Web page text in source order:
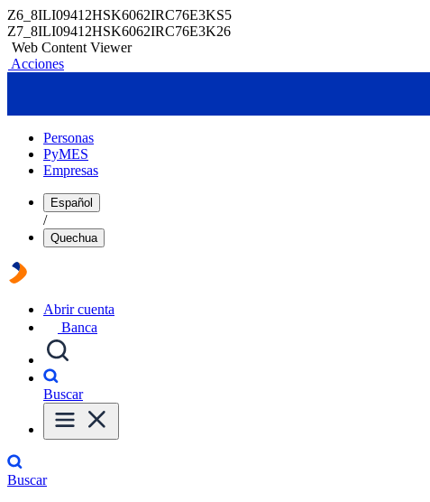
Z6_8ILI09412HSK6062IRC76E3KS5
Z7_8ILI09412HSK6062IRC76E3K26
Web Content Viewer
Acciones
Personas
PyMES
Empresas
Español
/
Quechua
Abrir cuenta
Banca
Buscar
Buscar